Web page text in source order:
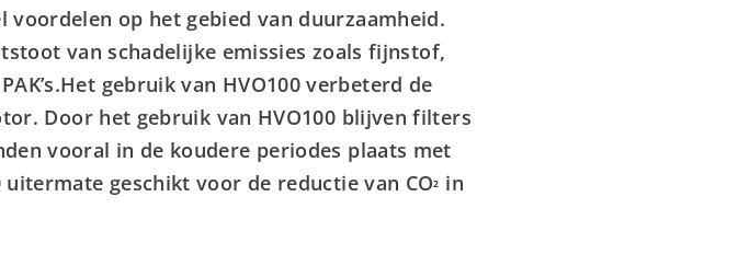
voordelen op het gebied van duurzaamheid.
van schadelijke emissies zoals fijnstof,
gebruik van HVO100 verbeterd de
Door het gebruik van HVO100 blijven filters
vooral in de koudere periodes plaats met
geschikt voor de reductie van CO² in